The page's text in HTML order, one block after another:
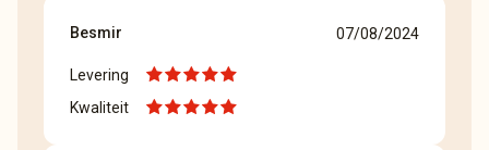
Besmir 07/08/2024
Levering
Kwaliteit